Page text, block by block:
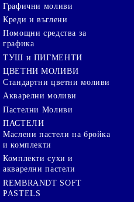
Графични моливи
Креди и въглени
Помощни средства за
графика
ТУШ и ПИГМЕНТИ
ЦВЕТНИ МОЛИВИ
Стандартни цветни моливи
Акварелни моливи
Пастелни Моливи
ПАСТЕЛИ
Маслени пастели на бройка
и комплекти
Комплекти сухи и
акварелни пастели
REMBRANDT SOFT
PASTELS